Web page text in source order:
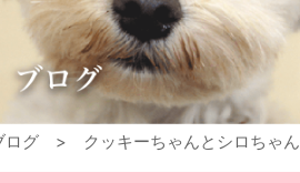
ログ クッキーちゃんとシロちゃん